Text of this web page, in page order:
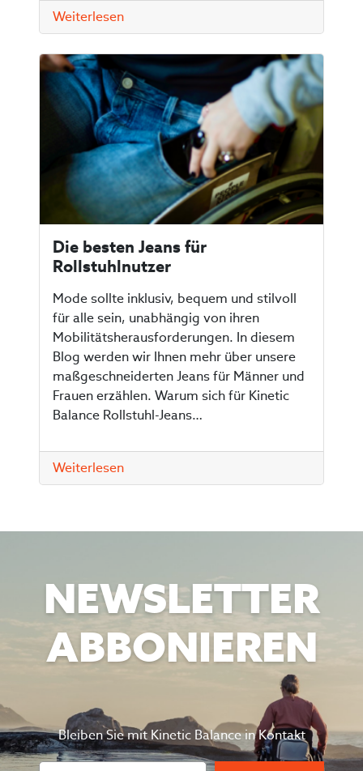
Weiterlesen
Die besten Jeans für
Rollstuhlnutzer
Mode sollte inklusiv, bequem und stilvoll
für alle sein, unabhängig von ihren
Mobilitätsherausforderungen. In diesem
Blog werden wir Ihnen mehr über unsere
maßgeschneiderten Jeans für Männer und
Frauen erzählen. Warum sich für Kinetic
Balance Rollstuhl-Jeans…
Weiterlesen
NEWSLETTER
ABBONIEREN
Bleiben Sie mit Kinetic Balance in Kontakt